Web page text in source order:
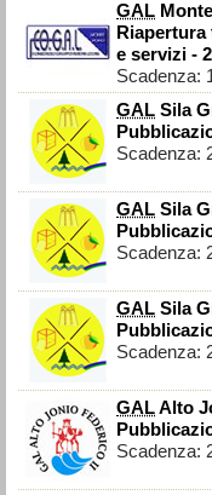
GAL
e servizi -
Scadenza:
GAL Sila
Scadenza:
GAL Sila
Scadenza:
GAL Sila
Scadenza:
GALAlto
Scadenza: